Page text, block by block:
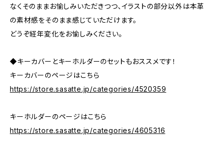
なくそのままお愉しみいただきつつ、イラストの部分以外は本革
の素材感をそのまま感じていただけます。
どうぞ経年変化をお愉しみください。
◆キーカバーとキーホルダーのセットもおススメです！
キーカバーのページはこちら
https://store.sasatte.jp/categories/4520359
キーホルダーのページはこちら
https://store.sasatte.jp/categories/4605316